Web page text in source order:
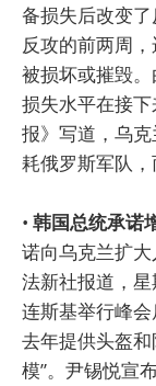
备损失后改变
反攻的前两周
被损坏或摧毁
损失水平在接
报》写道，乌
耗俄罗斯军队，
• 韩国总统承诺
诺向乌克兰扩
法新社报道，
连斯基举行峰
去年提供头盔
模”。尹锡悦宣